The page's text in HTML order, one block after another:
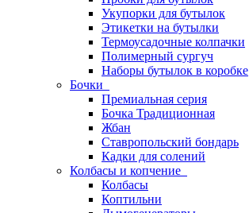
Укупорки для бутылок
Этикетки на бутылки
Термоусадочные колпачки
Полимерный сургуч
Наборы бутылок в коробке
Бочки
Премиальная серия
Бочка Традиционная
Жбан
Ставропольский бондарь
Кадки для солений
Колбасы и копчение
Колбасы
Коптильни